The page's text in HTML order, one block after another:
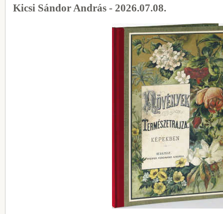
Kicsi Sándor András - 2026.07.08.